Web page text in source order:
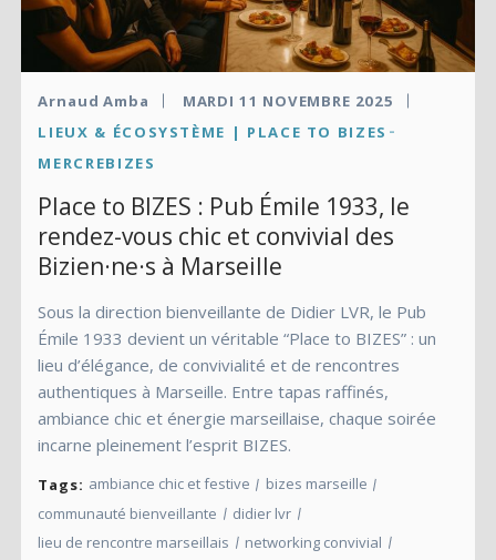
Arnaud Amba
MARDI 11 NOVEMBRE 2025
LIEUX & ÉCOSYSTÈME | PLACE TO BIZES
MERCREBIZES
Place to BIZES : Pub Émile 1933, le
rendez-vous chic et convivial des
Bizien·ne·s à Marseille
Sous la direction bienveillante de Didier LVR, le Pub
Émile 1933 devient un véritable “Place to BIZES” : un
lieu d’élégance, de convivialité et de rencontres
authentiques à Marseille. Entre tapas raffinés,
ambiance chic et énergie marseillaise, chaque soirée
incarne pleinement l’esprit BIZES.
Tags: ambiance chic et festive
bizes marseille
communauté bienveillante
didier lvr
lieu de rencontre marseillais
networking convivial